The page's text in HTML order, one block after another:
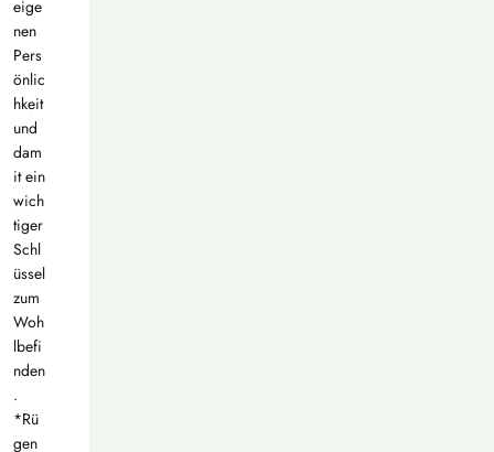
eige
nen
Pers
önlic
hkeit
und
dam
it ein
wich
tiger
Schl
üssel
zum
Woh
lbefi
nden
.
*Rü
gen